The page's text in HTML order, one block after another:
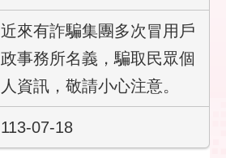
近來有詐騙集團多次冒用戶
政事務所名義，騙取民眾個
人資訊，敬請小心注意。
113-07-18